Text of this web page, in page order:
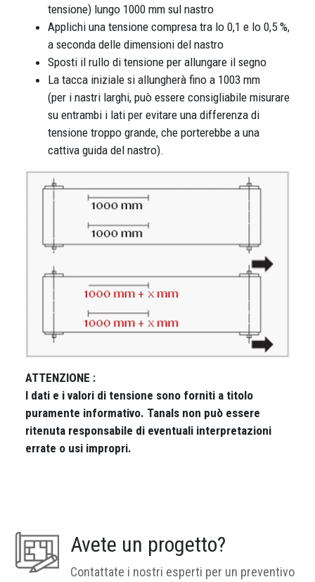
tensione) lungo 1000 mm sul nastro
Applichi una tensione compresa tra lo 0,1 e lo 0,5 %,
a seconda delle dimensioni del nastro
Sposti il rullo di tensione per allungare il segno
La tacca iniziale si allungherà fino a 1003 mm
(per i nastri larghi, può essere consigliabile misurare
su entrambi i lati per evitare una differenza di
tensione troppo grande, che porterebbe a una
cattiva guida del nastro).
Immagine
ATTENZIONE :
I dati e i valori di tensione sono forniti a titolo
puramente informativo. Tanals non può essere
ritenuta responsabile di eventuali interpretazioni
errate o usi impropri.
Avete un progetto?
Contattate i nostri esperti per un preventivo